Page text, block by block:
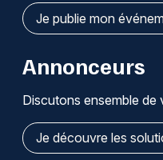
Je publie mon
Annonceurs
Discutons ensemble
Je découvre les